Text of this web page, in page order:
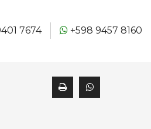
7674 +598 9457 8160